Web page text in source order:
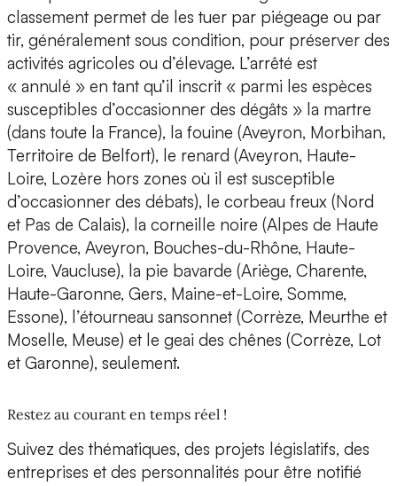
classement permet de les tuer par piégeage ou par
tir, généralement sous condition, pour préserver des
activités agricoles ou d’élevage. L’arrêté est
« annulé » en tant qu’il inscrit « parmi les espèces
susceptibles d’occasionner des dégâts » la martre
(dans toute la France), la fouine (Aveyron, Morbihan,
Territoire de Belfort), le renard (Aveyron, Haute-
Loire, Lozère hors zones où il est susceptible
d’occasionner des débats), le corbeau freux (Nord
et Pas de Calais), la corneille noire (Alpes de Haute
Provence, Aveyron, Bouches-du-Rhône, Haute-
Loire, Vaucluse), la pie bavarde (Ariège, Charente,
Haute-Garonne, Gers, Maine-et-Loire, Somme,
Essone), l’étourneau sansonnet (Corrèze, Meurthe et
Moselle, Meuse) et le geai des chênes (Corrèze, Lot
et Garonne), seulement.
Restez au courant en temps réel !
Suivez des thématiques, des projets législatifs, des
entreprises et des personnalités pour être notifié